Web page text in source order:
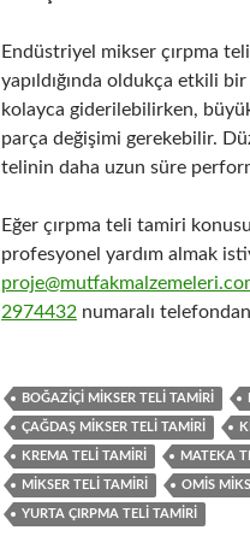
Endüstriyel mikser çırpma
yapıldığında oldukça etkili
kolayca giderilebilirken,
parça değişimi gerekebilir.
telinin daha uzun süre
Eğer çırpma teli tamiri
profesyonel yardım almak
2974432 numaralı
BOĞAZIÇI MIKSER TELI TAMIRI
ÇAĞDAŞ MIKSER TELI TAMIRI
KREMA TELI TAMIRI MATEKA
MIKSER TELI TAMIRI OMIS
YURTA ÇIRPMA TELI TAMIRI